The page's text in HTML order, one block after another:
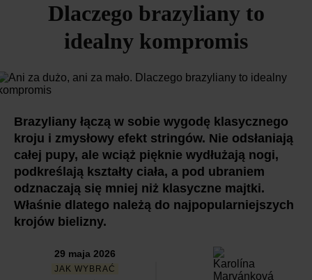
Dlaczego brazyliany to
idealny kompromis
Brazyliany łączą w sobie wygodę klasycznego
kroju i zmysłowy efekt stringów. Nie odsłaniają
całej pupy, ale wciąż pięknie wydłużają nogi,
podkreślają kształty ciała, a pod ubraniem
odznaczają się mniej niż klasyczne majtki.
Właśnie dlatego należą do najpopularniejszych
krojów bielizny.
29 maja 2026
JAK WYBRAĆ